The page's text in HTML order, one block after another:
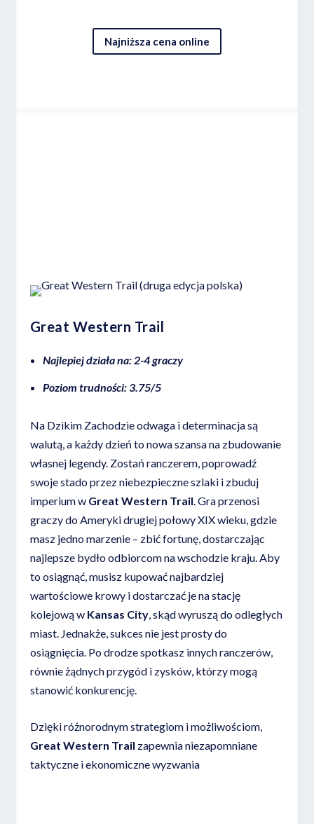
Najniższa cena online
Great Western Trail
Najlepiej działa na: 2-4 graczy
Poziom trudności: 3.75/5
Na Dzikim Zachodzie odwaga i determinacja są
walutą, a każdy dzień to nowa szansa na zbudowanie
własnej legendy. Zostań ranczerem, poprowadź
swoje stado przez niebezpieczne szlaki i zbuduj
imperium w Great Western Trail . Gra przenosi
graczy do Ameryki drugiej połowy XIX wieku, gdzie
masz jedno marzenie – zbić fortunę, dostarczając
najlepsze bydło odbiorcom na wschodzie kraju. Aby
to osiągnąć, musisz kupować najbardziej
wartościowe krowy i dostarczać je na stację
kolejową w Kansas City, skąd wyruszą do odległych
miast. Jednakże, sukces nie jest prosty do
osiągnięcia. Po drodze spotkasz innych ranczerów,
równie żądnych przygód i zysków, którzy mogą
stanowić konkurencję.
Dzięki różnorodnym strategiom i możliwościom,
Great Western Trail zapewnia niezapomniane
taktyczne i ekonomiczne wyzwania